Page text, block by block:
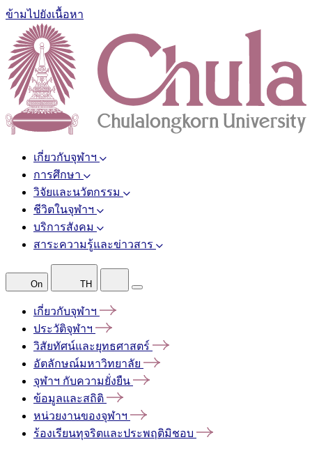
ข้ามไปยังเนื้อหา
เกี่ยวกับจุฬาฯ
การศึกษา
วิจัยและนวัตกรรม
ชีวิตในจุฬาฯ
บริการสังคม
สาระความรู้และข่าวสาร
On TH
เกี่ยวกับจุฬาฯ
ประวัติจุฬาฯ
วิสัยทัศน์และยุทธศาสตร์
อัตลักษณ์มหาวิทยาลัย
จุฬาฯ กับความยั่งยืน
ข้อมูลและสถิติ
หน่วยงานของจุฬาฯ
ร้องเรียนทุจริตและประพฤติมิชอบ